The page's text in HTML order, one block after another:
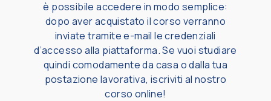
è possibile accedere in modo semplice:
dopo aver acquistato il corso verranno
inviate tramite e-mail le credenziali
d’accesso alla piattaforma. Se vuoi studiare
quindi comodamente da casa o dalla tua
postazione lavorativa, iscriviti al nostro
corso online!